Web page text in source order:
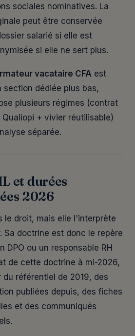
sociales nominatives. La
peut être conservée
salarié si elle est
si elle ne sert plus.
vacataire CFA est
dédiée plus bas,
plusieurs régimes (contrat
+ vivier réutilisable)
séparée.
et durées
2026
le droit, mais elle l'interprète
Sa doctrine est donc le repère
DPO ou un responsable RH
de cette doctrine à mi-2026,
référentiel de 2019, des
publiées depuis, des fiches
et des communiqués